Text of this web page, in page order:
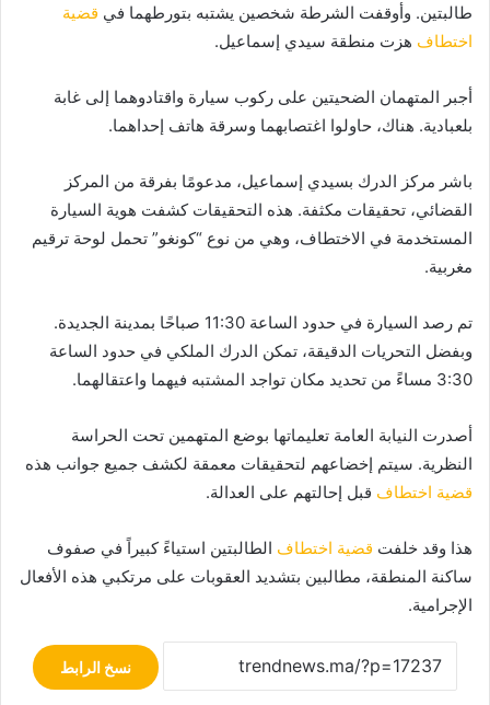
طالبتين. وأوقفت الشرطة شخصين يشتبه بتورطهما في قضية
اختطاف هزت منطقة سيدي إسماعيل.
أجبر المتهمان الضحيتين على ركوب سيارة واقتادوهما إلى غابة
بلعبادية. هناك، حاولوا اغتصابهما وسرقة هاتف إحداهما.
باشر مركز الدرك بسيدي إسماعيل، مدعومًا بفرقة من المركز
القضائي، تحقيقات مكثفة. هذه التحقيقات كشفت هوية السيارة
المستخدمة في الاختطاف، وهي من نوع “كونغو” تحمل لوحة ترقيم
مغربية.
تم رصد السيارة في حدود الساعة 11:30 صباحًا بمدينة الجديدة.
وبفضل التحريات الدقيقة، تمكن الدرك الملكي في حدود الساعة
3:30 مساءً من تحديد مكان تواجد المشتبه فيهما واعتقالهما.
أصدرت النيابة العامة تعليماتها بوضع المتهمين تحت الحراسة
النظرية. سيتم إخضاعهم لتحقيقات معمقة لكشف جميع جوانب هذه
قضية اختطاف قبل إحالتهم على العدالة.
هذا وقد خلفت قضية اختطاف الطالبتين استياءً كبيراً في صفوف
ساكنة المنطقة، مطالبين بتشديد العقوبات على مرتكبي هذه الأفعال
الإجرامية.
نسخ الرابط